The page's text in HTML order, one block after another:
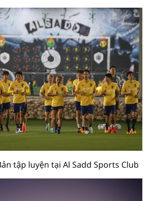
tập luyện tại Al Sadd Sports Club